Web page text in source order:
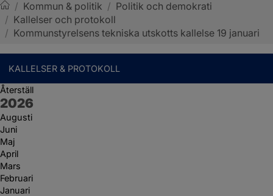
Sotenäs kommun
/ Kommun & politik / Politik och demokrati
/ Kallelser och protokoll
/ Kommunstyrelsens tekniska utskotts kallelse 19 januari
KALLELSER & PROTOKOLL
Återställ
År:
2026
Augusti
Juni
Maj
April
Mars
Februari
Januari